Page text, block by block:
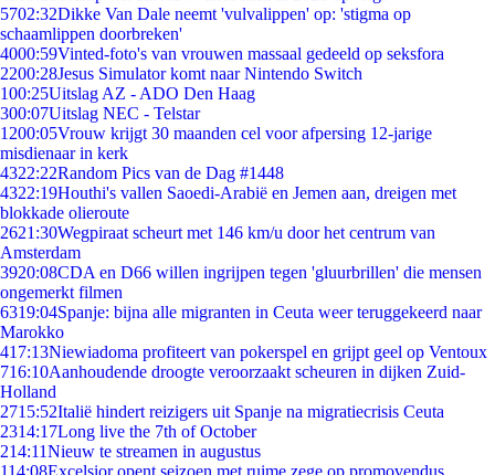
5702:32Dikke Van Dale neemt 'vulvalippen' op: 'stigma op
schaamlippen doorbreken'
4000:59Vinted-foto's van vrouwen massaal gedeeld op seksfora
2200:28Jesus Simulator komt naar Nintendo Switch
100:25Uitslag AZ - ADO Den Haag
300:07Uitslag NEC - Telstar
1200:05Vrouw krijgt 30 maanden cel voor afpersing 12-jarige
misdienaar in kerk
4322:22Random Pics van de Dag #1448
4322:19Houthi's vallen Saoedi-Arabië en Jemen aan, dreigen met
blokkade olieroute
2621:30Wegpiraat scheurt met 146 km/u door het centrum van
Amsterdam
3920:08CDA en D66 willen ingrijpen tegen 'gluurbrillen' die mensen
ongemerkt filmen
6319:04Spanje: bijna alle migranten in Ceuta weer teruggekeerd naar
Marokko
417:13Niewiadoma profiteert van pokerspel en grijpt geel op Ventoux
716:10Aanhoudende droogte veroorzaakt scheuren in dijken Zuid-
Holland
2715:52Italië hindert reizigers uit Spanje na migratiecrisis Ceuta
2314:17Long live the 7th of October
214:11Nieuw te streamen in augustus
114:08Excelsior opent seizoen met ruime zege op promovendus